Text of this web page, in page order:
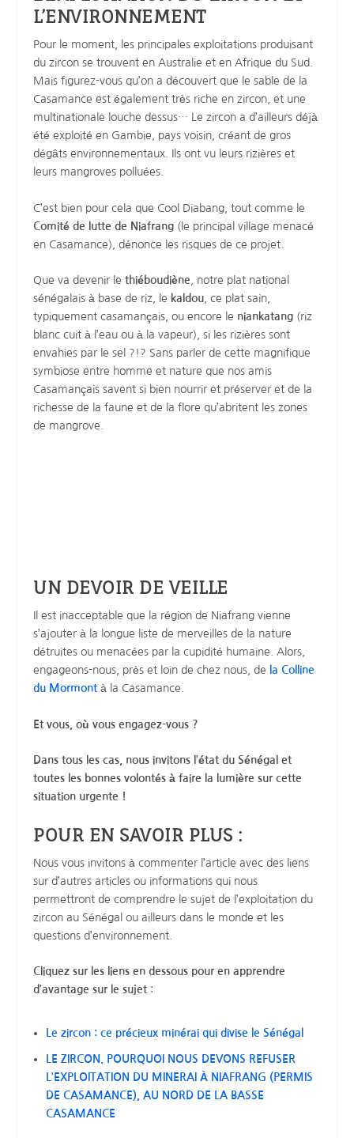
L’ENVIRONNEMENT
Pour le moment, les principales exploitations produisant
du zircon se trouvent en Australie et en Afrique du Sud.
Mais figurez-vous qu’on a découvert que le sable de la
Casamance est également très riche en zircon, et une
multinationale louche dessus… Le zircon a d’ailleurs déjà
été exploité en Gambie, pays voisin, créant de gros
dégâts environnementaux. Ils ont vu leurs rizières et
leurs mangroves polluées.
C’est bien pour cela que Cool Diabang, tout comme le
Comité de lutte de Niafrang (le principal village menacé
en Casamance), dénonce les risques de ce projet.
Que va devenir lethiéboudiène
, notre plat national
sénégalais à base de riz, le kaldou , ce plat sain,
typiquement casamançais, ou encore le niankatang (riz
blanc cuit à l’eau ou à la vapeur), si les rizières sont
envahies par le sel ?!? Sans parler de cette magnifique
symbiose entre homme et nature que nos amis
Casamançais savent si bien nourrir et préserver et de la
richesse de la faune et de la flore qu’abritent les zones
de mangrove.
UN DEVOIR DE VEILLE
Il est inacceptable que la région de Niafrang vienne
s’ajouter à la longue liste de merveilles de la nature
détruites ou menacées par la cupidité humaine. Alors,
engageons-nous, près et loin de chez nous, de la Colline
du Mormont à la Casamance.
Et vous, où vous engagez-vous ?
Dans tous les cas, nous invitons l’état du Sénégal et
toutes les bonnes volontés à faire la lumière sur cette
situation urgente !
POUR EN SAVOIR PLUS :
Nous vous invitons à commenter l’article avec des liens
sur d’autres articles ou informations qui nous
permettront de comprendre le sujet de l’exploitation du
zircon au Sénégal ou ailleurs dans le monde et les
questions d’environnement.
Cliquez sur les liens en dessous pour en apprendre
d’avantage sur le sujet :
Le zircon : ce précieux minérai qui divise le Sénégal
LE ZIRCON. POURQUOI NOUS DEVONS REFUSER
L’EXPLOITATION DU MINERAI À NIAFRANG (PERMIS
DE CASAMANCE), AU NORD DE LA BASSE
CASAMANCE